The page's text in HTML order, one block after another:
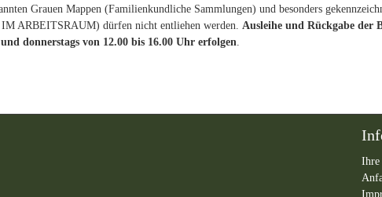
Grauen Mappen (Familienkundliche Sammlungen) und besonders
ARBEITSRAUM) dürfen nicht entliehen werden. Ausleihe und Rückgabe der
donnerstags von 12.00 bis 16.00 Uhr erfolgen.
Ihre